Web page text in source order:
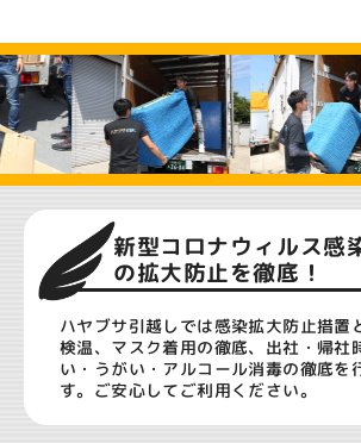
新型コロナウィルス感
の拡大防止を徹底！
ハヤブサ引越しでは感染拡大防止措置
検温、マスク着用の徹底、出社・帰社
い・うがい・アルコール消毒の徹底を
す。ご安心してご利用ください。